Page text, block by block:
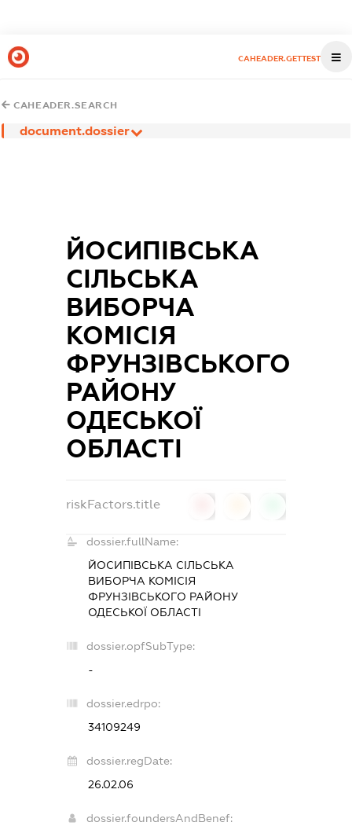
CAHEADER.GETTEST
CAHEADER.SEARCH
document.dossier
ЙОСИПІВСЬКА
СІЛЬСЬКА
ВИБОРЧА
КОМІСІЯ
ФРУНЗІВСЬКОГО
РАЙОНУ
ОДЕСЬКОЇ
ОБЛАСТІ
riskFactors.title
dossier.fullName:
ЙОСИПІВСЬКА СІЛЬСЬКА
ВИБОРЧА КОМІСІЯ
ФРУНЗІВСЬКОГО РАЙОНУ
ОДЕСЬКОЇ ОБЛАСТІ
dossier.opfSubType:
-
dossier.edrpo:
34109249
dossier.regDate:
26.02.06
dossier.foundersAndBenef: